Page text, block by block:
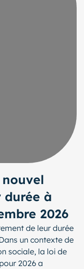
durée à
2026
de leur durée
un contexte de
sociale, la loi de
2026 a